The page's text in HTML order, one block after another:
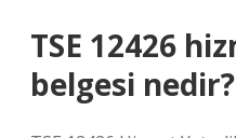
TSE 12426
belgesi nedir?